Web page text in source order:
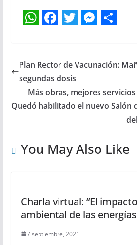
a
t
s
A
p
c
e
b
o
k
i
t
t
e
s
e
n
e
r
a
e
Plan Rector de Vacunación:
segundas dosis
Más obras, mejores
Quedó habilitado el nuevo Salón
You May Also Like
Charla virtual: “El
ambiental de las
7 septiembre, 2021